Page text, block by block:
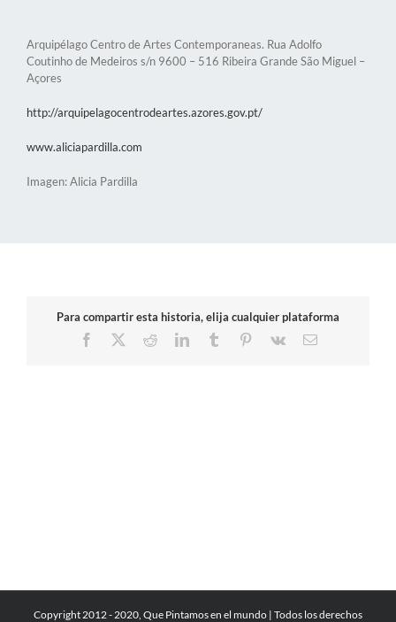
Arquipélago Centro de Artes Contemporaneas. Rua Adolfo
Coutinho de Medeiros s/n 9600 – 516 Ribeira Grande São Miguel –
Açores
http://arquipelagocentrodeartes.azores.gov.pt/
www.aliciapardilla.com
Imagen: Alicia Pardilla
Para compartir esta historia, elija cualquier plataforma
Facebook
RedditLinkedInTumblr Pinterest
Vk
Correo
Copyright 2012 - 2020, Que Pintamos en el mundo | Todos los derechos